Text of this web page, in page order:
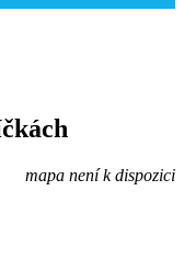
mapa není k dispozici